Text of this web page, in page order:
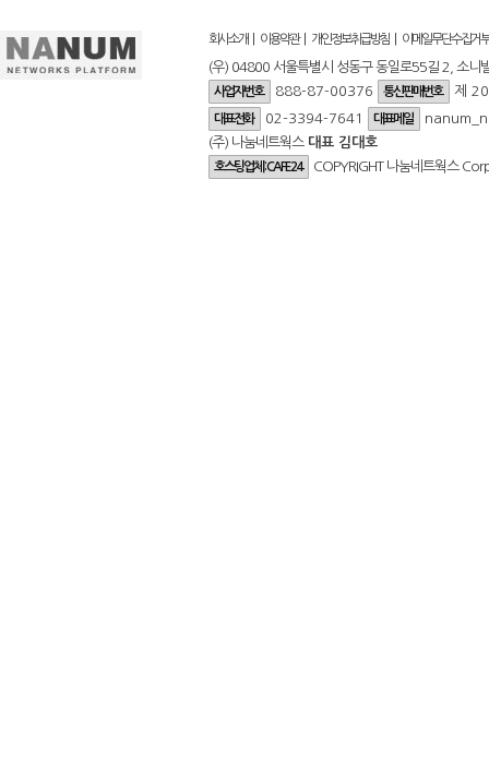
회사소개| 이용약관| 개인정보취급방침 이메일무단수집거부
(우) 04800 서울특별시 성동구 동일로55길 2, 소니
사업자번호 888-87-00376 통신판매번호 제
대표전화 02-3394-7641 대표메일
(주) 나눔네트웍스 대표 김대호
호스팅업체 : CAFE24 COPYRIGHT 나눔네트웍스